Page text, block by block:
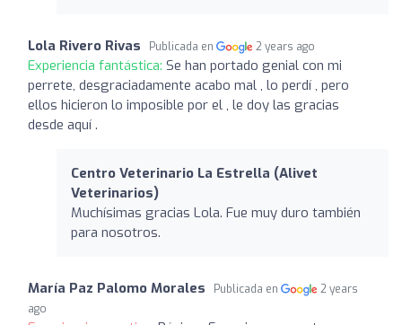
Lola Rivero Rivas Publicada en 2 years ago
Experiencia fantástica: Se han portado genial con mi
perrete, desgraciadamente acabo mal , lo perdí , pero
ellos hicieron lo imposible por el , le doy las gracias
desde aquí .
Centro Veterinario La Estrella (Alivet
Veterinarios)
Muchísimas gracias Lola. Fue muy duro también
para nosotros.
María Paz Palomo Morales Publicada en
2 years
ago